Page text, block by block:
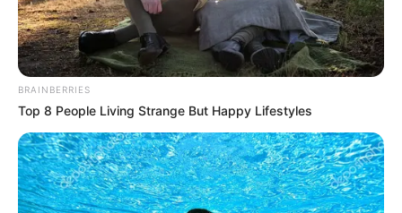
BRAINBERRIES
Top 8 People Living Strange But Happy Lifestyles